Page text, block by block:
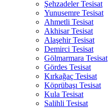
Şehzadeler Tesisat
Yunusemre Tesisat
Ahmetli Tesisat
Akhisar Tesisat
Alaşehir Tesisat
Demirci Tesisat
Gölmarmara Tesisat
Gördes Tesisat
Kırkağaç Tesisat
Köprübaşı Tesisat
Kula Tesisat
Salihli Tesisat